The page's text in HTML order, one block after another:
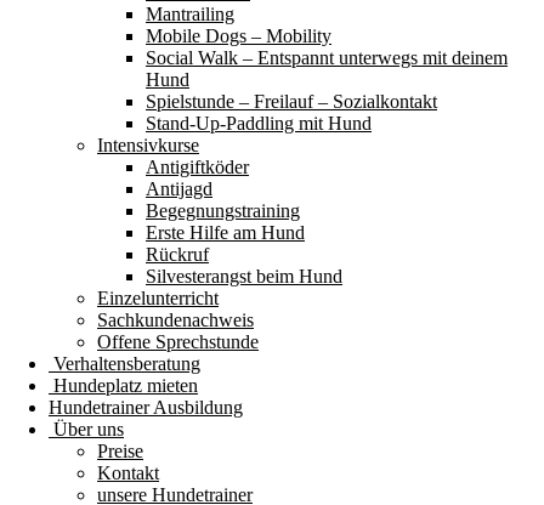
Mantrailing
Mobile Dogs – Mobility
Social Walk – Entspannt unterwegs mit deinem
Hund
Spielstunde – Freilauf – Sozialkontakt
Stand-Up-Paddling mit Hund
Intensivkurse
Antigiftköder
Antijagd
Begegnungstraining
Erste Hilfe am Hund
Rückruf
Silvesterangst beim Hund
Einzelunterricht
Sachkundenachweis
Offene Sprechstunde
Verhaltensberatung
Hundeplatz mieten
Hundetrainer Ausbildung
Über uns
Preise
Kontakt
unsere Hundetrainer